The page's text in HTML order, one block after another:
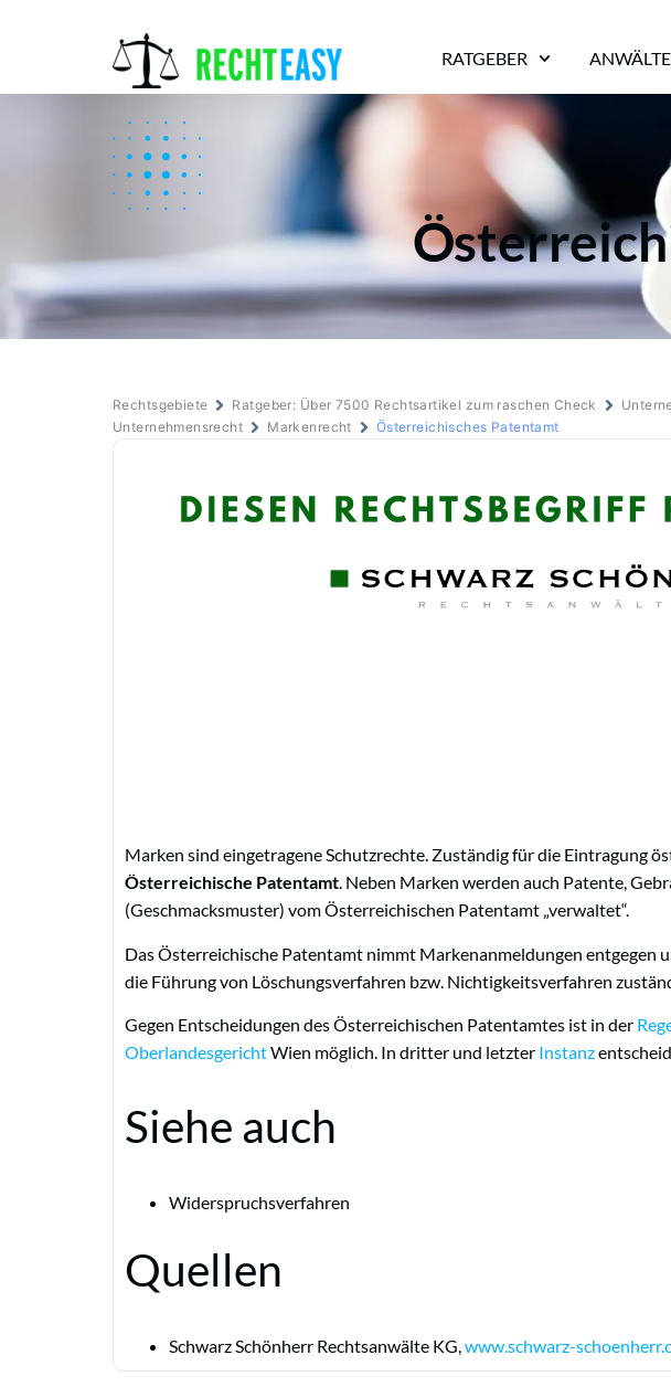
RATGEBER
Rechtsgebiete Ratgeber: Über 7500 Rechtsartikel zum raschen Check
Unternehmensrecht
Markenrecht Österreichisches Patentamt
Marken sind eingetragene Schutzrechte. Zuständig für die Eintragung
Österreichische Patentamt. Neben Marken werden auch Patente,
(Geschmacksmuster) vom Österreichischen Patentamt „verwaltet“.
Das Österreichische Patentamt nimmt Markenanmeldungen entgegen
die Führung von Löschungsverfahren bzw. Nichtigkeitsverfahren
Gegen Entscheidungen des Österreichischen Patentamtes ist in der
OberlandesgerichtWien möglich. In dritter und letzter Instanz
Siehe auch
Widerspruchsverfahren
Quellen
Schwarz Schönherr Rechtsanwälte KG,www.schwarz-
Alle Anwälte